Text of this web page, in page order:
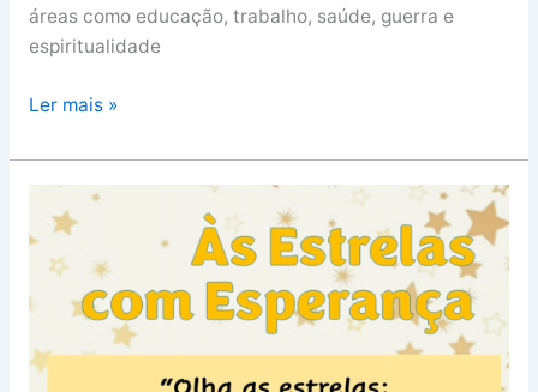
áreas como educação, trabalho, saúde, guerra e
espiritualidade
Ler mais »
Estrelas…
com
ESPERANÇA”
propõe
tarde
comunitária